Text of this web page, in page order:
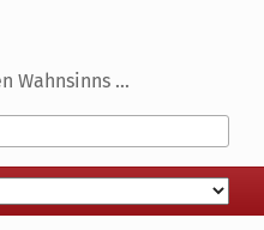
Wahnsinns ...